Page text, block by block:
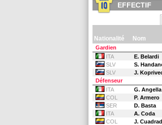
EFFECTIF
Nationalité Nom
Gardien
ITA
E. Belardi
SLV
S.
SLV
J.
Défenseur
ITA
G. Angella
COL
P. Armero
SER
D. Basta
ITA
A. Coda
COL
J.